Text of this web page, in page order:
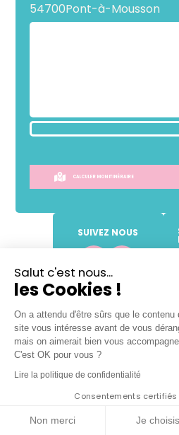
54700Pont-à-Mousson
CALCULER MON ITINÉRAIRE
SUIVEZ NOUS
Lundi
Mardi
Mercredi
Jeudi
Vendredi
Samedi
VOTRE SALON
Salut c'est nous...
les Cookies !
On a attendu d'être sûrs que le contenu
site vous intéresse avant de vous
mais on aimerait bien vous
C'est OK pour vous ?
Lire la politique de confidentialité
Consentements certifiés
Non merci Je choisis